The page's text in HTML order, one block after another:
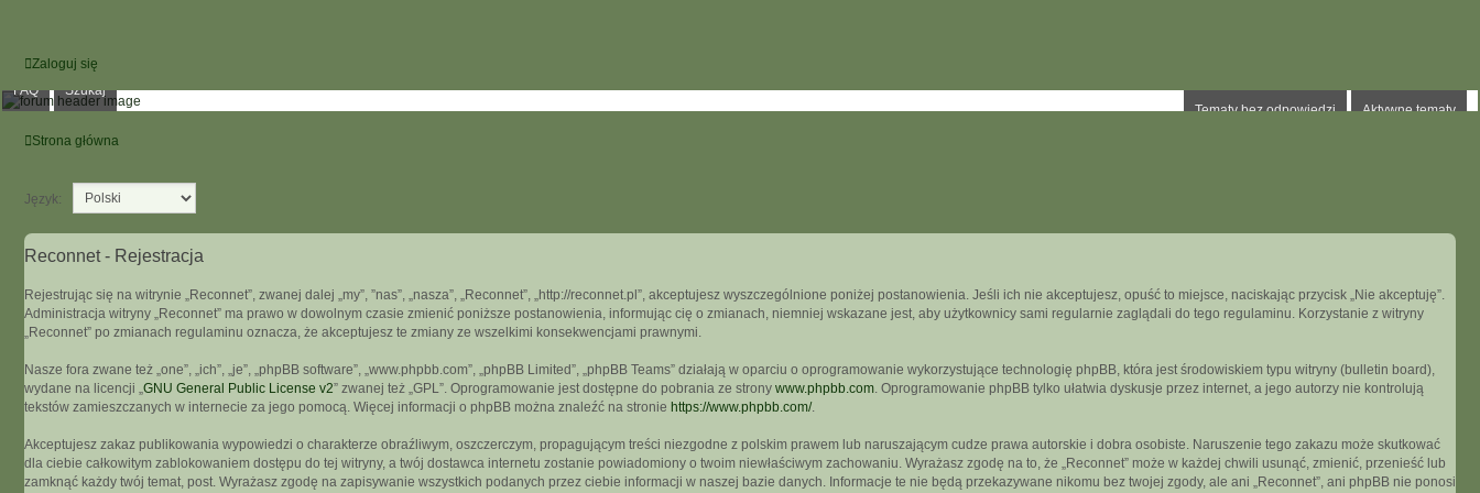
Zaloguj się
Tematy bez odpowiedzi Aktywne tematy
FAQ Szukaj
Strona główna
Język:
Reconnet - Rejestracja
Rejestrując się na witrynie „Reconnet”, zwanej dalej „my”, ”nas”, „nasza”, „Reconnet”, „http://reconnet.pl”, akceptujesz wyszczególnione poniżej postanowienia. Jeśli ich nie akceptujesz, opuść to miejsce, naciskając przycisk „Nie akceptuję”.
Administracja witryny „Reconnet” ma prawo w dowolnym czasie zmienić poniższe postanowienia, informując cię o zmianach, niemniej wskazane jest, aby użytkownicy sami regularnie zaglądali do tego regulaminu. Korzystanie z witryny
„Reconnet” po zmianach regulaminu oznacza, że akceptujesz te zmiany ze wszelkimi konsekwencjami prawnymi.
Nasze fora zwane też „one”, „ich”, „je”, „phpBB software”, „www.phpbb.com”, „phpBB Limited”, „phpBB Teams” działają w oparciu o oprogramowanie wykorzystujące technologię phpBB, która jest środowiskiem typu witryny (bulletin board),
wydane na licencji „GNU General Public License v2” zwanej też „GPL”. Oprogramowanie jest dostępne do pobrania ze strony www.phpbb.com. Oprogramowanie phpBB tylko ułatwia dyskusje przez internet, a jego autorzy nie kontrolują
tekstów zamieszczanych w internecie za jego pomocą. Więcej informacji o phpBB można znaleźć na stronie https://www.phpbb.com/.
Akceptujesz zakaz publikowania wypowiedzi o charakterze obraźliwym, oszczerczym, propagującym treści niezgodne z polskim prawem lub naruszającym cudze prawa autorskie i dobra osobiste. Naruszenie tego zakazu może skutkować
dla ciebie całkowitym zablokowaniem dostępu do tej witryny, a twój dostawca internetu zostanie powiadomiony o twoim niewłaściwym zachowaniu. Wyrażasz zgodę na to, że „Reconnet” może w każdej chwili usunąć, zmienić, przenieść lub
zamknąć każdy twój temat, post. Wyrażasz zgodę na zapisywanie wszystkich podanych przez ciebie informacji w naszej bazie danych. Informacje te nie będą przekazywane nikomu bez twojej zgody, ale ani „Reconnet”, ani phpBB nie ponosi